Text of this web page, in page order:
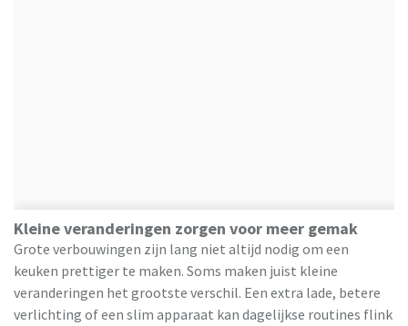
Kleine veranderingen zorgen voor meer gemak
Grote verbouwingen zijn lang niet altijd nodig om een
keuken prettiger te maken. Soms maken juist kleine
veranderingen het grootste verschil. Een extra lade, betere
verlichting of een slim apparaat kan dagelijkse routines flink